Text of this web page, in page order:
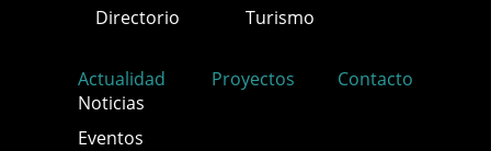
Directorio
Turismo
Actualidad
Noticias
Eventos
Proyectos Contacto